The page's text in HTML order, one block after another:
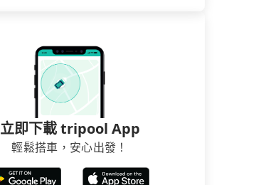
立即下載 tripool App
輕鬆搭車，安心出發！